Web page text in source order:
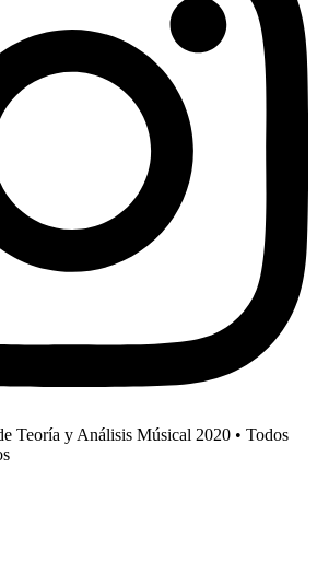
Teoría y Análisis Músical 2020 • Todos